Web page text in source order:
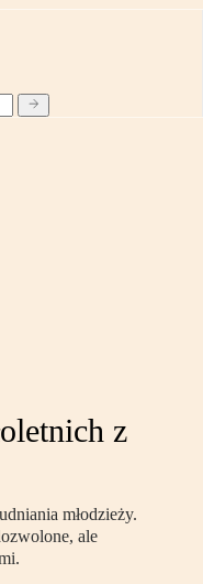
z
młodzieży.
ale